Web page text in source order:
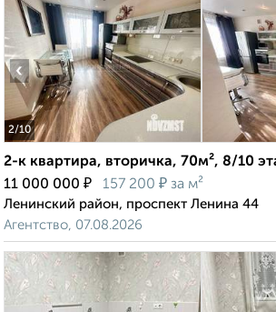
2/10
‹
2-к квартира, вторичка, 70м², 8/10
11 000 000 ₽ 157 200 ₽ за м²
Ленинский район, проспект Ленина 44
Агентство, 07.08.2026